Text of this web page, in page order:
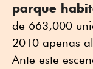
parque
de 663,000
2010 apenas
Ante este